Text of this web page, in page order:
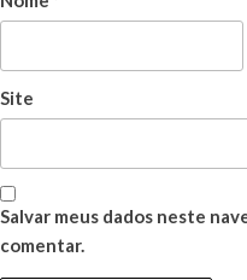
Site
Salvar meus dados neste
comentar.